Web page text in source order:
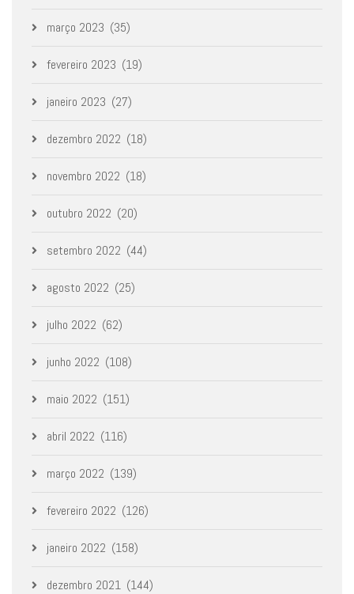
março 2023 (35)
fevereiro 2023 (19)
janeiro 2023 (27)
dezembro 2022 (18)
novembro 2022 (18)
outubro 2022 (20)
setembro 2022 (44)
agosto 2022 (25)
julho 2022 (62)
junho 2022 (108)
maio 2022 (151)
abril 2022 (116)
março 2022 (139)
fevereiro 2022 (126)
janeiro 2022 (158)
dezembro 2021 (144)